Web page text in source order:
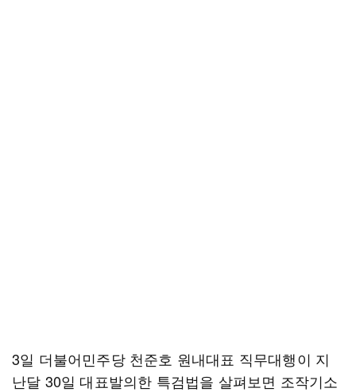
3일 더불어민주당 천준호 원내대표 직무대행이 지
난달 30일 대표발의한 특검법을 살펴보면 조작기소